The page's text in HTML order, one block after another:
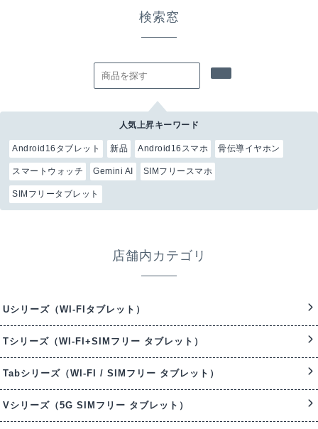
検索窓
人気上昇キーワード
Android16タブレット 新品 Android16スマホ 骨伝導イヤホン
スマートウォッチ Gemini AI SIMフリースマホ
SIMフリータブレット
店舗内カテゴリ
Uシリーズ（WI-FIタブレット）
Tシリーズ（WI-FI+SIMフリー タブレット）
Tabシリーズ（WI-FI / SIMフリー タブレット）
Vシリーズ（5G SIMフリー タブレット）